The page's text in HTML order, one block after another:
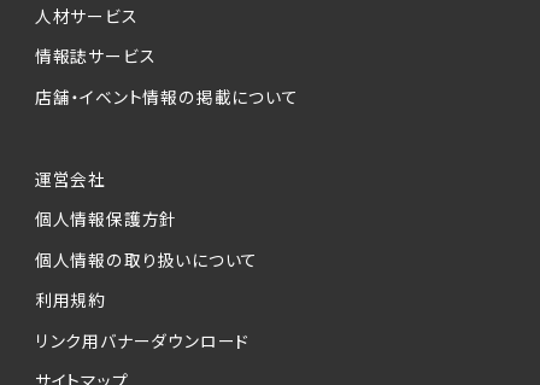
人材サービス
情報誌サービス
店舗・イベント情報の掲載について
運営会社
個人情報保護方針
個人情報の取り扱いについて
利用規約
リンク用バナーダウンロード